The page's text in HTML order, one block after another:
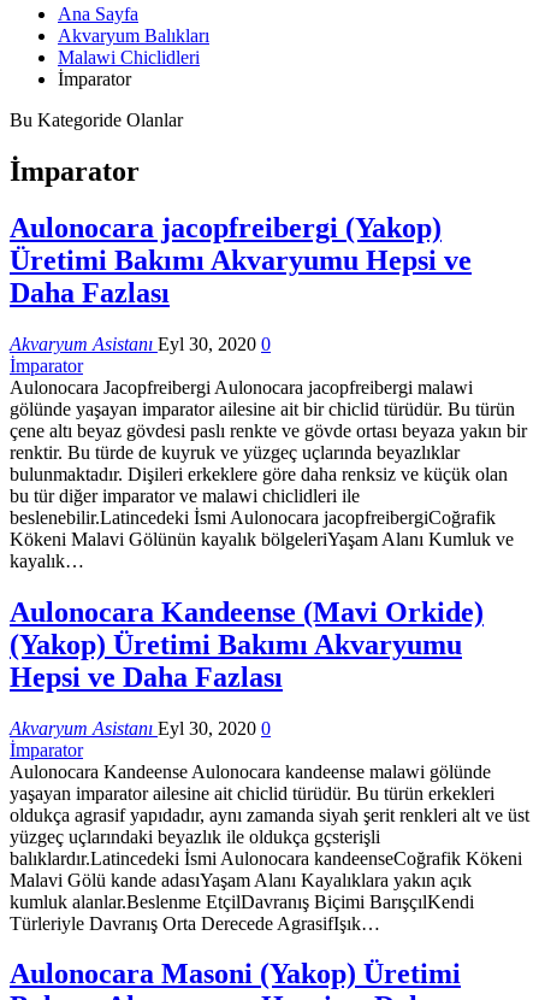
Ana Sayfa
Akvaryum Balıkları
Malawi Chiclidleri
İmparator
Bu Kategoride Olanlar
İmparator
Aulonocara jacopfreibergi (Yakop)
Üretimi Bakımı Akvaryumu Hepsi ve
Daha Fazlası
Akvaryum Asistanı Eyl 30, 2020 0
İmparator
Aulonocara Jacopfreibergi Aulonocara jacopfreibergi malawi
gölünde yaşayan imparator ailesine ait bir chiclid türüdür. Bu türün
çene altı beyaz gövdesi paslı renkte ve gövde ortası beyaza yakın bir
renktir. Bu türde de kuyruk ve yüzgeç uçlarında beyazlıklar
bulunmaktadır. Dişileri erkeklere göre daha renksiz ve küçük olan
bu tür diğer imparator ve malawi chiclidleri ile
beslenebilir.Latincedeki İsmi Aulonocara jacopfreibergiCoğrafik
Kökeni Malavi Gölünün kayalık bölgeleriYaşam Alanı Kumluk ve
kayalık…
Aulonocara Kandeense (Mavi Orkide)
(Yakop) Üretimi Bakımı Akvaryumu
Hepsi ve Daha Fazlası
Akvaryum Asistanı Eyl 30, 2020 0
İmparator
Aulonocara Kandeense Aulonocara kandeense malawi gölünde
yaşayan imparator ailesine ait chiclid türüdür. Bu türün erkekleri
oldukça agrasif yapıdadır, aynı zamanda siyah şerit renkleri alt ve üst
yüzgeç uçlarındaki beyazlık ile oldukça gçsterişli
balıklardır.Latincedeki İsmi Aulonocara kandeenseCoğrafik Kökeni
Malavi Gölü kande adasıYaşam Alanı Kayalıklara yakın açık
kumluk alanlar.Beslenme EtçilDavranış Biçimi BarışçılKendi
Türleriyle Davranış Orta Derecede AgrasifIşık…
Aulonocara Masoni (Yakop) Üretimi